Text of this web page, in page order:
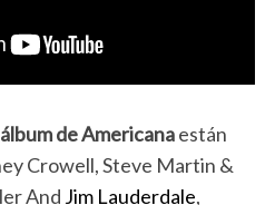
de Americanaestán
Crowell, Steve Martin &
And Jim Lauderdale,